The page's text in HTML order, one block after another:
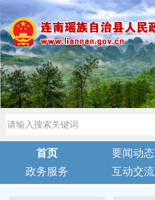
首页 要闻动态
政务服务
互动交流